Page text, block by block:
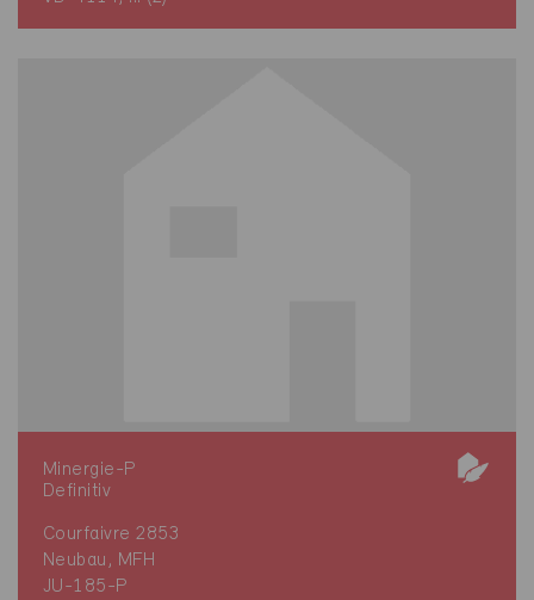
Minergie-P
Definitiv
Courfaivre 2853
Neubau, MFH
JU-185-P